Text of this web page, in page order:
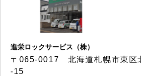
進栄ロックサービス（株）
〒065-0017 北海道札幌市東区
-15